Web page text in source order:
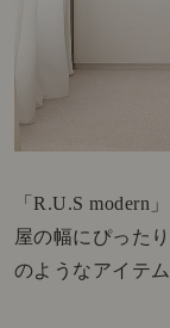
「R.U.S modern
屋の幅にぴった
のようなアイテ